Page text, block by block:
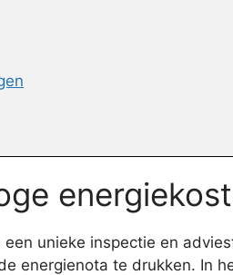
unieke inspectie en
energienota te drukken. In